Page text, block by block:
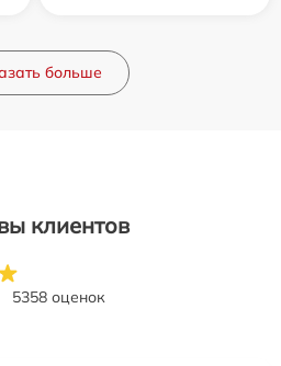
больше
клиентов
5358 оценок